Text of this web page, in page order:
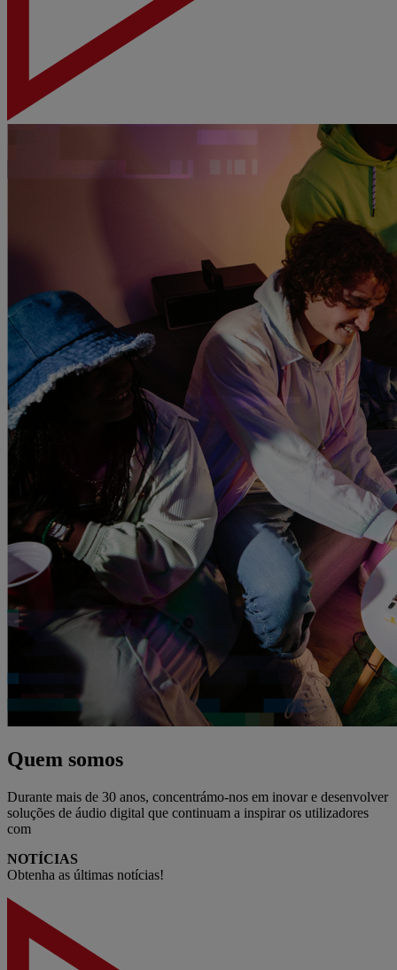
Quem somos
Durante mais de 30 anos, concentrámo-nos em inovar e desenvolver
soluções de áudio digital que continuam a inspirar os utilizadores
com
NOTÍCIAS
Obtenha as últimas notícias!